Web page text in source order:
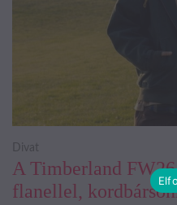
A Timberland
flanellel,
Divat